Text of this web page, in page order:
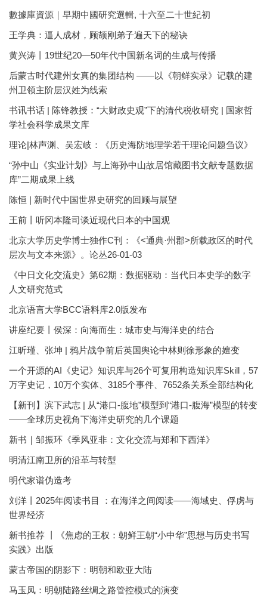
數據庫資源｜早期中國研究選輯, 十六至二十世紀初
王学典：逼人成材，顾颉刚弟子遍天下的秘诀
黄兴涛丨19世纪20—50年代中国新名词的生成与传播
后蒙古时代建州女真的集团结构 ——以《朝鲜实录》记载的建
州卫领主阶层汉姓为线索
书讯书话 | 陈锋教授：“大财政史观”下的清代税收研究 | 国家哲
学社会科学成果文库
理论|林声渊、吴宏岐：《历史海防地理学若干理论问题刍议》
“孙中山《实业计划》与上海孙中山故居馆藏图书文献专题数据
库”二期成果上线
陈恒 | 新时代中国世界史研究的回顾与展望
王前丨听冈本隆司谈近现代日本的中国观
北京大学历史学博士独作C刊：《<通典·州郡>所载政区的时代
层次与文本来源》。论丛26-01-03
《中日文化交流史》第62期：数据驱动：当代日本史学的数字
人文研究范式
北京语言大学BCC语料库2.0版发布
讲座纪要丨侯深：向海而生：城市史与海洋史的结合
江昕瑾、张坤 | 鸦片战争前后英国舆论中林则徐形象的嬗变
一个开源的AI《史记》知识库与26个可复用构造知识库Skill，57
万字史记，10万个实体、3185个事件、7652条关系全部结构化
【新刊】滨下武志 | 从“港口-腹地”模型到“港口-腹海”模型的转变
——全球历史视角下海洋史研究的几个课题
新书｜邹振环《季风亚非：文化交流与郑和下西洋》
明清江南卫所的沿革与转型
明代家谱伪造考
刘洋丨2025年阅读书目 ：在海洋之间阅读——海域史、俘虏与
世界经济
新书推荐 丨《焦虑的王权：朝鲜王朝“小中华”思想与历史书写
实践》出版
蒙古帝国的阴影下：明朝和欧亚大陆
马玉凤：明朝陆路丝绸之路管控模式的演变